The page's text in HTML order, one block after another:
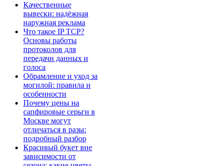
Качественные
вывески: надёжная
наружная реклама
Что такое IP TCP?
Основы работы
протоколов для
передачи данных и
голоса
Обрамление и уход за
могилой: правила и
особенности
Почему цены на
сапфировые серьги в
Москве могут
отличаться в разы:
подробный разбор
Красивый букет вне
зависимости от